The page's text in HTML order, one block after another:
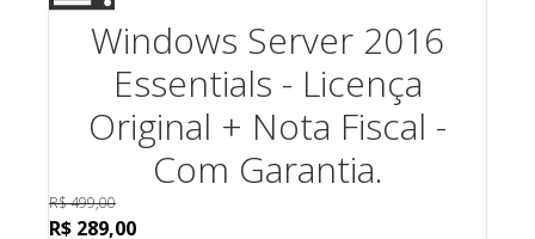
Windows Server 2016
Essentials - Licença
Original + Nota Fiscal -
Com Garantia.
R$499,00
Original
R$ 289,00Current